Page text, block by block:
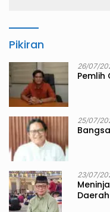
Pikiran
26/07/
Pemlih
25/07/
23/07/